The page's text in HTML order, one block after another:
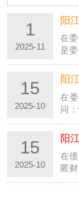
衣，其隐蔽性极
陷阱。这些机
1
2025-11
在
是
毕
业
据
月…
15
2025-10
在
问
是
同
服
误…
15
2025-10
在
匿
的